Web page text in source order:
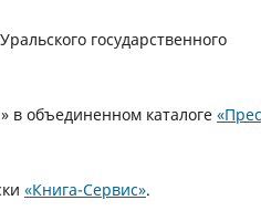
государственного
в объединенном каталоге
«Книга-Сервис».